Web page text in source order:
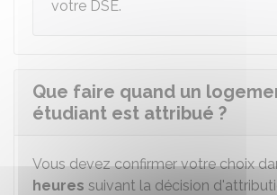
votre DSE.
Que faire quand un
étudiant est attribué ?
Vous devez confirmer votre choix
heures suivant la décision